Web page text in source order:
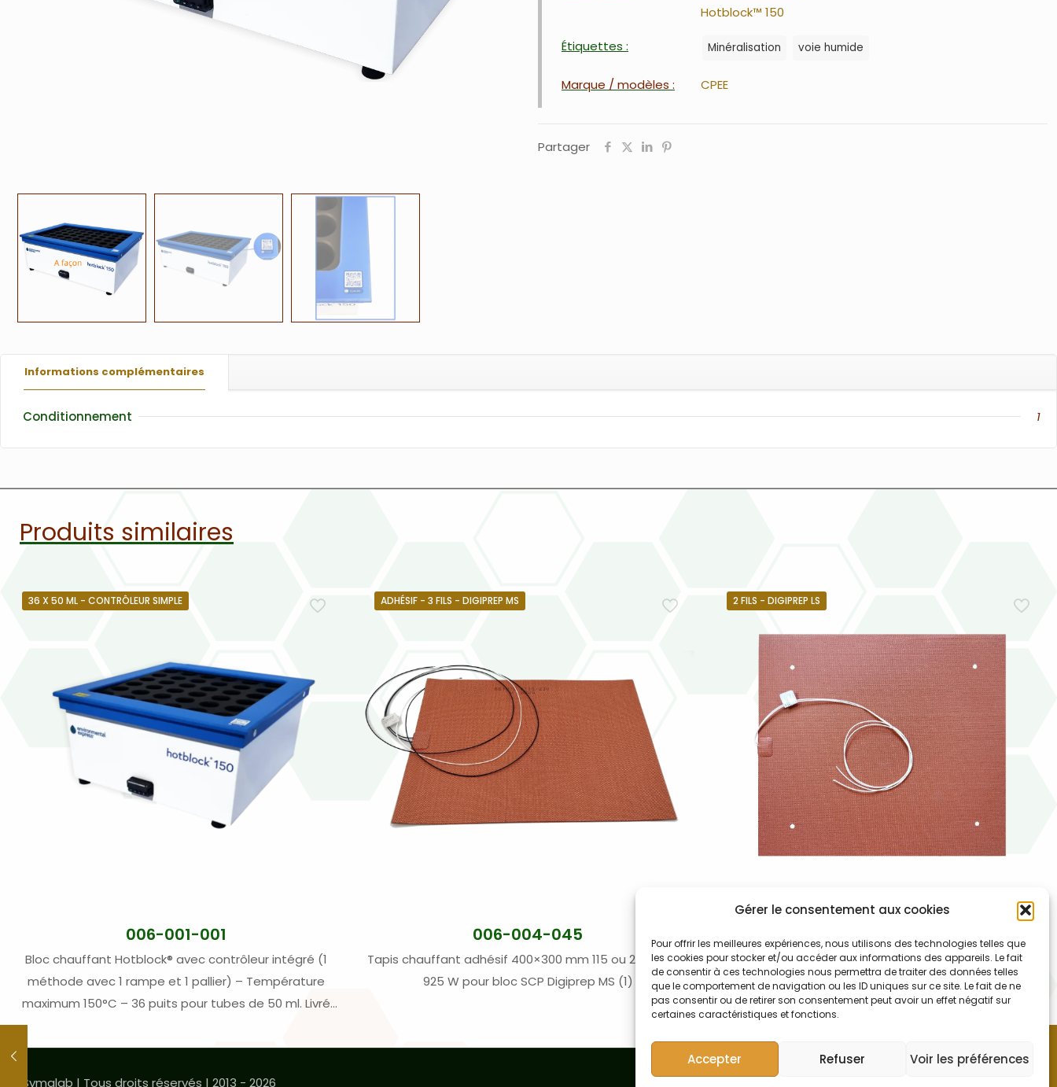
Gérer le consentement aux cookies
Pour offrir les meilleures expériences, nous utilisons des technologies telles que
les cookies pour stocker et/ou accéder aux informations des appareils. Le fait
de consentir à ces technologies nous permettra de traiter des données telles
que le comportement de navigation ou les ID uniques sur ce site. Le fait de ne
pas consentir ou de retirer son consentement peut avoir un effet négatif sur
certaines caractéristiques et fonctions.
Accepter Refuser Voir les préférences
Hotblock™ 150
Étiquettes : Minéralisation voie humide
Marque / modèles : CPEE
Partager
Informations complémentaires
Conditionnement 1
Produits similaires
36 X 50 ML - CONTRÔLEUR SIMPLE
006-001-001
Bloc chauffant Hotblock® avec contrôleur intégré (1
méthode avec 1 rampe et 1 pallier) – Température
maximum 150°C – 36 puits pour tubes de 50 ml. Livré
avec deux portoirs en polycarbonate de 18 places pour
tubes de 50 ml. (1)
ADHÉSIF - 3 FILS - DIGIPREP MS
006-004-045
Tapis chauffant adhésif 400×300 mm 115 ou 230 VAC –
925 W pour bloc SCP Digiprep MS (1)
2 FILS - DIGIPREP LS
006-004-024
Tapis chauffant avec deux fils non adhésif 490×440
mm avec 4 trous de positionnement pour bloc SCP
Digiprep LS (1)
© Symalab | Tous droits réservés | 2013 - 2026